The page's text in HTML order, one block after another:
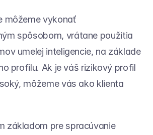
môžeme vykonať
spôsobom, vrátane použitia
umelej inteligencie, na základe
profilu. Ak je váš rizikový profil
môžeme vás ako klienta
základom pre spracúvanie